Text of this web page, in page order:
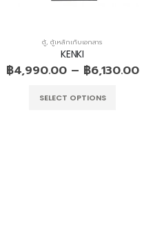
ตู้, ตู้เหล็กเก็บเอกสาร
KENKI
฿4,990.00 – ฿6,130.00
SELECT OPTIONS